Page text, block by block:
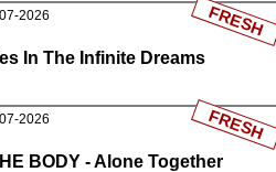
2026
In The Infinite Dreams
FRESH
2026
BODY - Alone Together
FRESH